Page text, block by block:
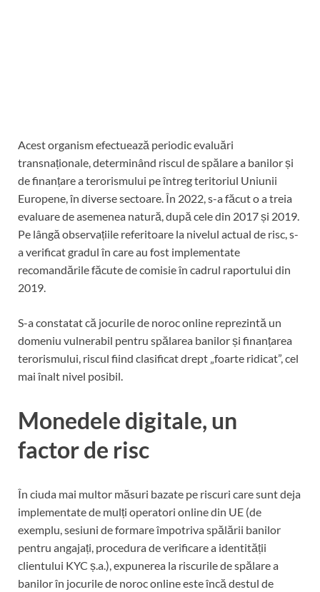
Acest organism efectuează periodic evaluări
transnaționale, determinând riscul de spălare a banilor și
de finanțare a terorismului pe întreg teritoriul Uniunii
Europene, în diverse sectoare. În 2022, s-a făcut o a treia
evaluare de asemenea natură, după cele din 2017 și 2019.
Pe lângă observațiile referitoare la nivelul actual de risc, s-
a verificat gradul în care au fost implementate
recomandările făcute de comisie în cadrul raportului din
2019.
S-a constatat că jocurile de noroc online reprezintă un
domeniu vulnerabil pentru spălarea banilor și finanțarea
terorismului, riscul fiind clasificat drept „foarte ridicat”, cel
mai înalt nivel posibil.
Monedele digitale, un
factor de risc
În ciuda mai multor măsuri bazate pe riscuri care sunt deja
implementate de mulți operatori online din UE (de
exemplu, sesiuni de formare împotriva spălării banilor
pentru angajați, procedura de verificare a identității
clientului KYC ș.a.), expunerea la riscurile de spălare a
banilor în jocurile de noroc online este încă destul de